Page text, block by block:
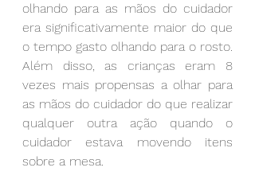
olhando para as mãos do cuidador
era significativamente maior do que
o tempo gasto olhando para o rosto.
Além disso, as crianças eram 8
vezes mais propensas a olhar para
as mãos do cuidador do que realizar
qualquer outra ação quando o
cuidador estava movendo itens
sobre a mesa.